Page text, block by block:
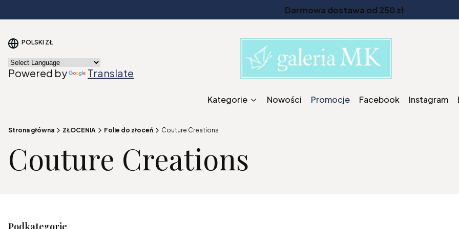
Darmowa dostawa od 250 zł
POLSKI ZŁ
Powered by Translate
Kategorie Nowości Promocje Facebook Instagram
Strona główna ZŁOCENIA Folie do złoceń Couture Creations
Couture Creations